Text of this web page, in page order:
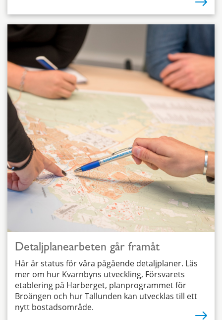
Detaljplanearbeten går framåt
Här är status för våra pågående detaljplaner. Läs
mer om hur Kvarnbyns utveckling, Försvarets
etablering på Harberget, planprogrammet för
Broängen och hur Tallunden kan utvecklas till ett
nytt bostadsområde.